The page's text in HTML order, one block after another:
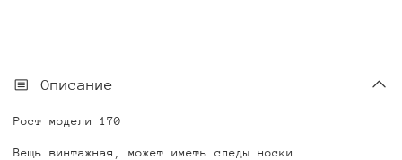
Описание
Рост модели 170
Вещь винтажная, может иметь следы носки.